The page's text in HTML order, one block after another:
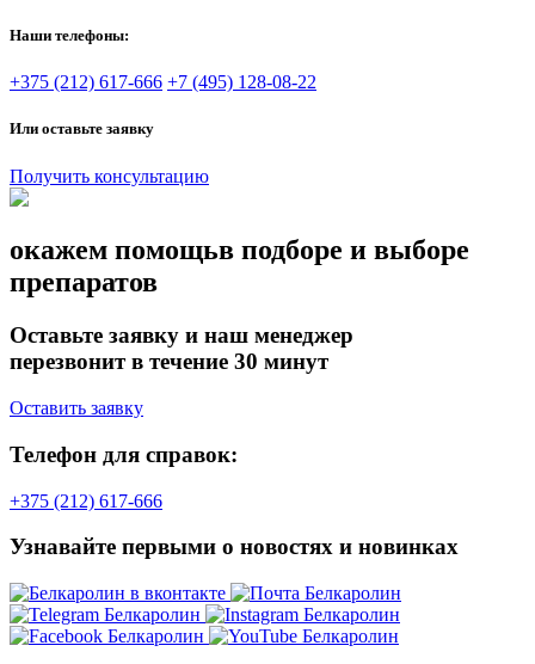
Наши телефоны:
+375 (212) 617-666 +7 (495) 128-08-22
Или оставьте заявку
Получить консультацию
окажем помощьв подборе и выборе
препаратов
Оставьте заявку и наш менеджер
перезвонит в течение 30 минут
Оставить заявку
Телефон для справок:
+375 (212) 617-666
Узнавайте первыми о новостях и новинках